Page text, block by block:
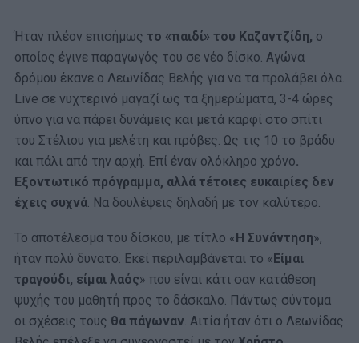
Ήταν πλέον επισήμως το «παιδί» του Καζαντζίδη, ο
οποίος έγινε παραγωγός του σε νέο δίσκο. Αγώνα
δρόμου έκανε ο Λεωνίδας Βελής για να τα προλάβει όλα.
Live σε νυχτερινό μαγαζί ως τα ξημερώματα, 3-4 ώρες
ύπνο για να πάρει δυνάμεις και μετά καρφί στο σπίτι
του Στέλιου για μελέτη και πρόβες. Ως τις 10 το βράδυ
και πάλι από την αρχή. Επί έναν ολόκληρο χρόνο.
Εξοντωτικό πρόγραμμα, αλλά τέτοιες ευκαιρίες δεν
έχεις συχνά. Να δουλέψεις δηλαδή με τον καλύτερο.
Το αποτέλεσμα του δίσκου, με τίτλο «Η Συνάντηση»,
ήταν πολύ δυνατό. Εκεί περιλαμβάνεται το «Είμαι
τραγούδι, είμαι λαός» που είναι κάτι σαν κατάθεση
ψυχής του μαθητή προς το δάσκαλο. Πάντως σύντομα
οι σχέσεις τους θα πάγωναν. Αιτία ήταν ότι ο Λεωνίδας